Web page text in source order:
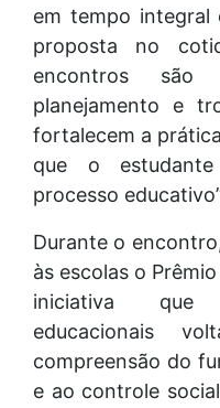
em tempo integral
proposta no
encontros são
planejamento e
fortalecem a
que o
processo
Durante o
às escolas o
iniciativa que
educacionais
compreensão do
e ao controle